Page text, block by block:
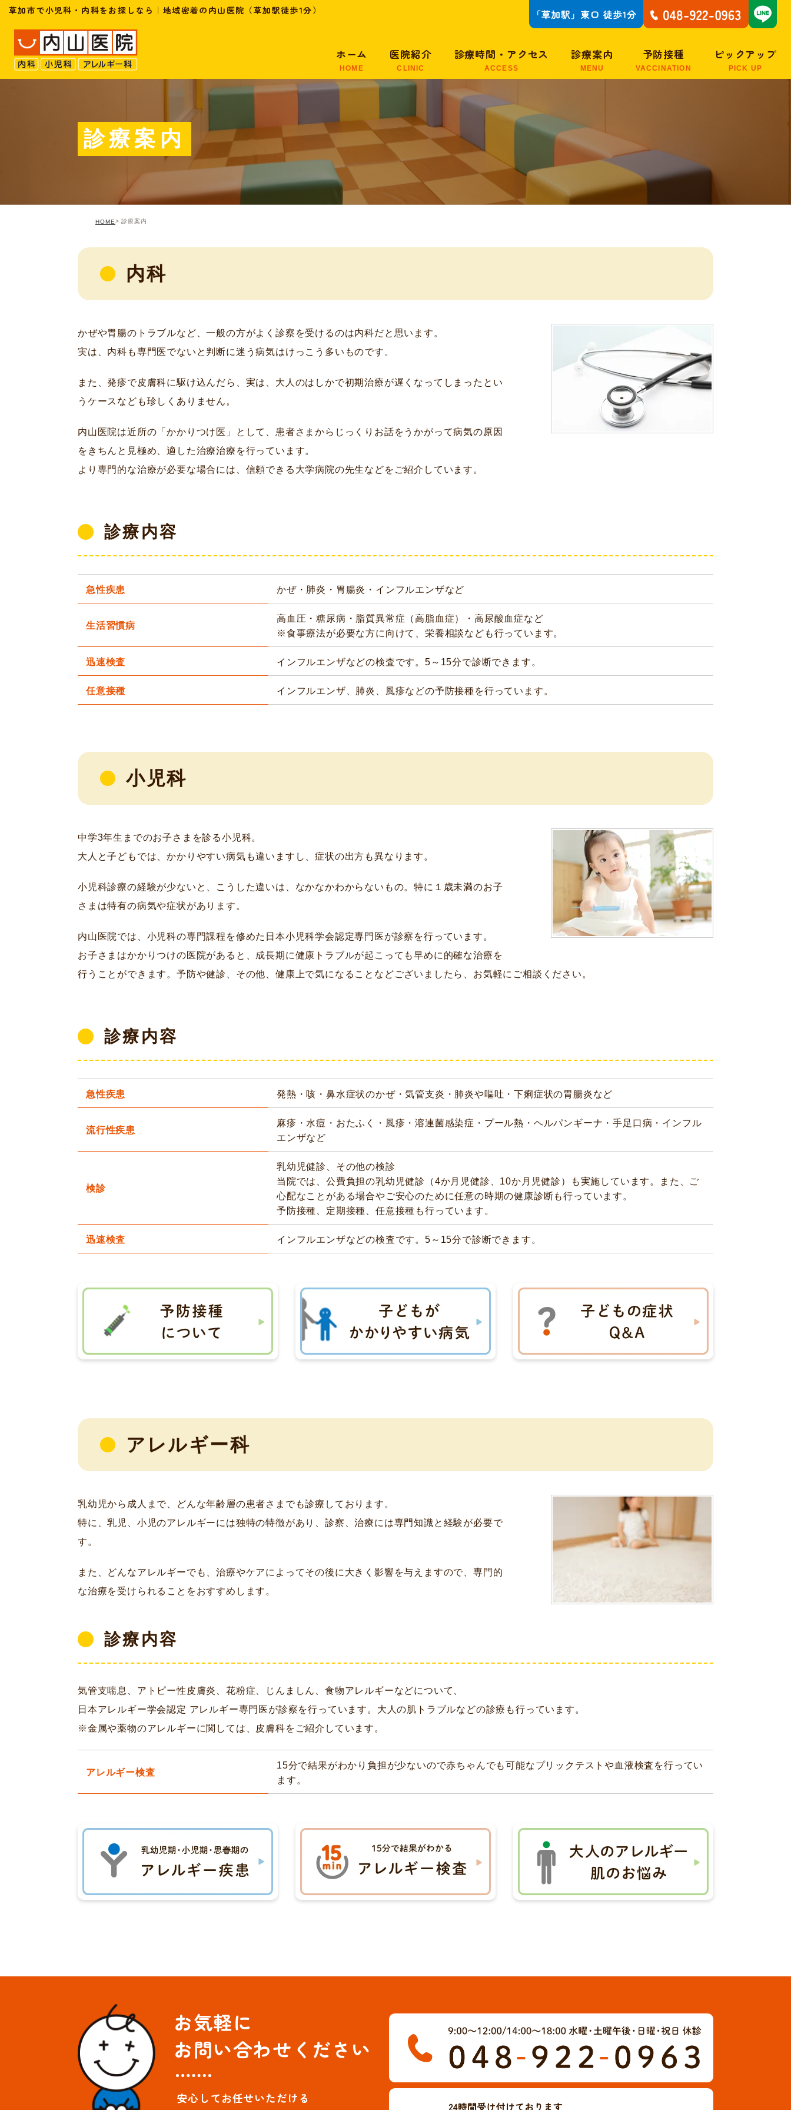
草加市で小児科・内科をお探しなら｜地域密着の内山医院（草加駅徒歩1分）
ホーム
HOME
医院紹介
CLINIC
医院の特徴
診療時間・アクセス
ACCESS
診療案内
MENU
予防接種
VACCINATION
ピックアップ
PICK UP
乳幼児期・小児期・
大人のアレルギー・
診療案内
HOME 診療案内
内科
かぜや胃腸のトラブルなど、一般の方がよく診察を受けるのは内科だと思います。
実は、内科も専門医でないと判断に迷う病気はけっこう多いものです。
また、発疹で皮膚科に駆け込んだら、実は、大人のはしかで初期治療が遅くなってしまったとい
うケースなども珍しくありません。
内山医院は近所の「かかりつけ医」として、患者さまからじっくりお話をうかがって病気の原因
をきちんと見極め、適した治療治療を行っています。
より専門的な治療が必要な場合には、信頼できる大学病院の先生などをご紹介しています。
診療内容
急性疾患 かぜ・肺炎・胃腸炎・インフルエンザなど
生活習慣病
高血圧・糖尿病・脂質異常症（高脂血症）・高尿酸血症など
※食事療法が必要な方に向けて、栄養相談なども行っています。
迅速検査 インフルエンザなどの検査です。5～15分で診断できます。
任意接種 インフルエンザ、肺炎、風疹などの予防接種を行っています。
小児科
中学3年生までのお子さまを診る小児科。
大人と子どもでは、かかりやすい病気も違いますし、症状の出方も異なります。
小児科診療の経験が少ないと、こうした違いは、なかなかわからないもの。特に１歳未満のお子
さまは特有の病気や症状があります。
内山医院では、小児科の専門課程を修めた日本小児科学会認定専門医が診察を行っています。
お子さまはかかりつけの医院があると、成長期に健康トラブルが起こっても早めに的確な治療を
行うことができます。予防や健診、その他、健康上で気になることなどございましたら、お気軽にご相談ください。
診療内容
急性疾患 発熱・咳・鼻水症状のかぜ・気管支炎・肺炎や嘔吐・下痢症状の胃腸炎など
流行性疾患
麻疹・水痘・おたふく・風疹・溶連菌感染症・プール熱・ヘルパンギーナ・手足口病・インフル
エンザなど
検診
乳幼児健診、その他の検診
当院では、公費負担の乳幼児健診（4か月児健診、10か月児健診）も実施しています。また、ご
心配なことがある場合やご安心のために任意の時期の健康診断も行っています。
予防接種、定期接種、任意接種も行っています。
迅速検査 インフルエンザなどの検査です。5～15分で診断できます。
アレルギー科
乳幼児から成人まで、どんな年齢層の患者さまでも診療しております。
特に、乳児、小児のアレルギーには独特の特徴があり、診察、治療には専門知識と経験が必要で
す。
また、どんなアレルギーでも、治療やケアによってその後に大きく影響を与えますので、専門的
な治療を受けられることをおすすめします。
診療内容
気管支喘息、アトピー性皮膚炎、花粉症、じんましん、食物アレルギーなどについて、
日本アレルギー学会認定 アレルギー専門医が診察を行っています。大人の肌トラブルなどの診療も行っています。
※金属や薬物のアレルギーに関しては、皮膚科をご紹介しています。
アレルギー検査
15分で結果がわかり負担が少ないので赤ちゃんでも可能なプリックテストや血液検査を行ってい
ます。
お気軽に
お問い合わせください
安心してお任せいただける